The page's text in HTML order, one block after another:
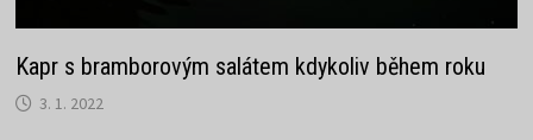
Kapr s bramborovým salátem kdykoliv během roku
3. 1. 2022